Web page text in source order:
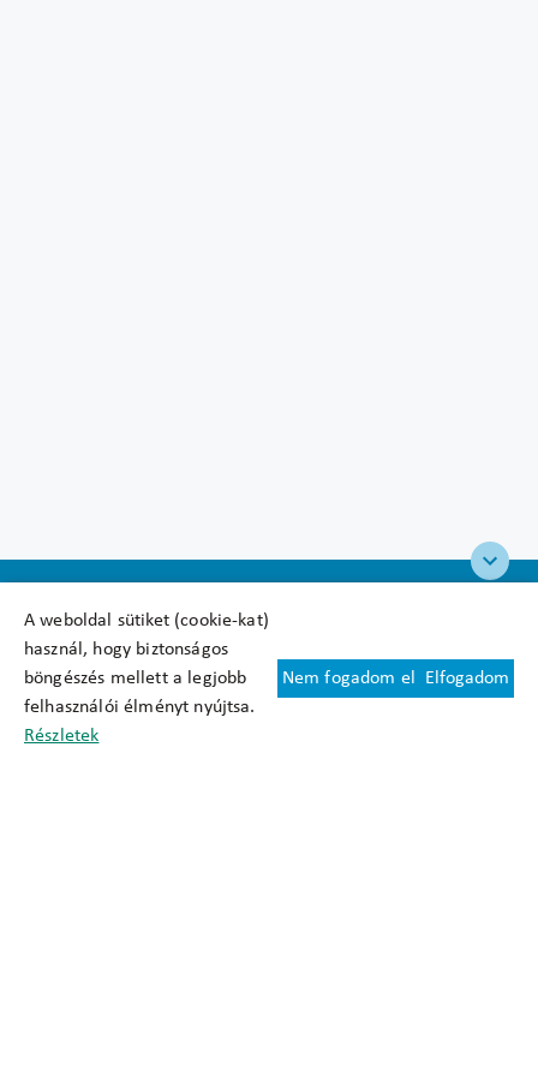
A weboldal sütiket (cookie-kat)
használ, hogy biztonságos
böngészés mellett a legjobb
felhasználói élményt nyújtsa.
Részletek
Nem fogadom el Elfogadom
Felhasználási feltételek